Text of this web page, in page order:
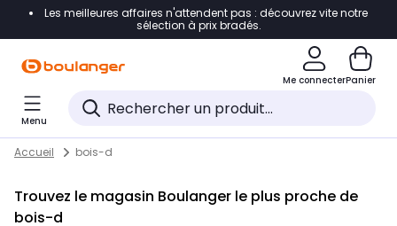
Accéder directement à la navigation
Accéder directement au pied de page
Accéder directement au chatbot
Les meilleures affaires n'attendent pas : découvrez vite notre
sélection à prix bradés.
Me connecterPanier
Menu
Skip to content
Return to Nav
Accueil bois-d
Trouvez le magasin Boulanger le plus proche de
bois-d